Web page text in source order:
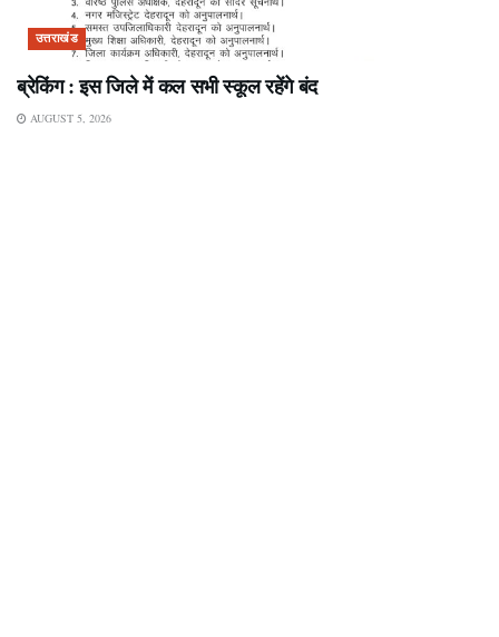
उत्तराखंड
ब्रेकिंग : इस जिले में कल सभी स्कूल रहेंगे बंद
AUGUST 5, 2026